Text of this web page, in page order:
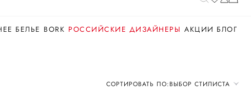
БЕЛЬЕ BORK РОССИЙСКИЕ ДИЗАЙНЕРЫ АКЦИИ БЛОГ
СОРТИРОВАТЬ ПО:ВЫБОР СТИЛИСТА